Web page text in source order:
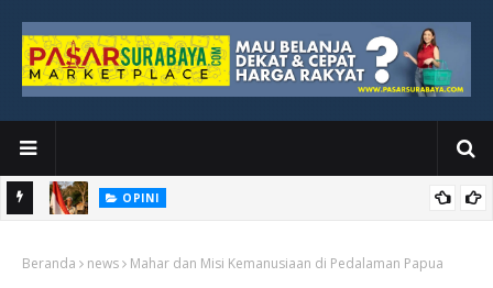
OPINI
Beranda news Mahar dan Misi Kemanusiaan di Pedalaman Papua